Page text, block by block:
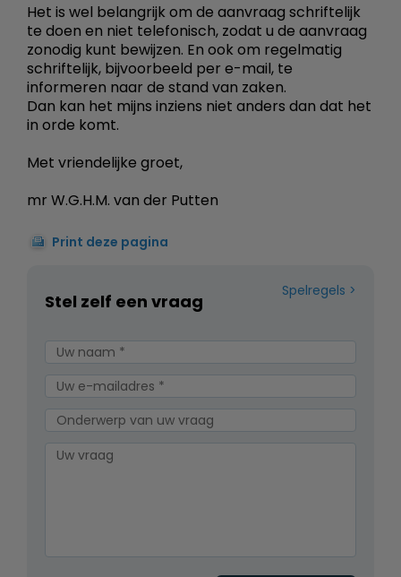
Het is wel belangrijk om de aanvraag schriftelijk
te doen en niet telefonisch, zodat u de aanvraag
zonodig kunt bewijzen. En ook om regelmatig
schriftelijk, bijvoorbeeld per e-mail, te
informeren naar de stand van zaken.
Dan kan het mijns inziens niet anders dan dat het
in orde komt.
Met vriendelijke groet,
mr W.G.H.M. van der Putten
Print deze pagina
Spelregels
Stel zelf een vraag